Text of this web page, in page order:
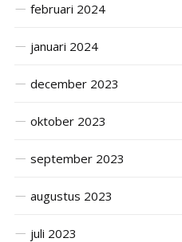
februari 2024
januari 2024
december 2023
oktober 2023
september 2023
augustus 2023
juli 2023